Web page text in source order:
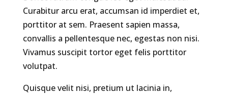
Curabitur arcu erat, accumsan id imperdiet et,
porttitor at sem. Praesent sapien massa,
convallis a pellentesque nec, egestas non nisi.
Vivamus suscipit tortor eget felis porttitor
volutpat.
Quisque velit nisi, pretium ut lacinia in,